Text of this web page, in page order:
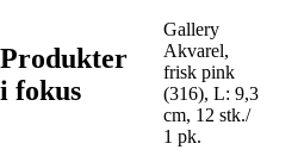
Produkter
i fokus
Gallery
Akvarel,
frisk pink
(316), L: 9,3
cm, 12 stk./
1 pk.